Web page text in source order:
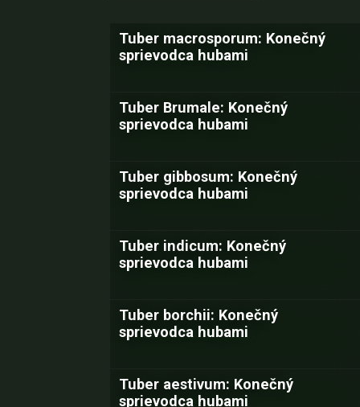
Tuber macrosporum: Konečný
sprievodca hubami
Tuber Brumale: Konečný
sprievodca hubami
Tuber gibbosum: Konečný
sprievodca hubami
Tuber indicum: Konečný
sprievodca hubami
Tuber borchii: Konečný
sprievodca hubami
Tuber aestivum: Konečný
sprievodca hubami